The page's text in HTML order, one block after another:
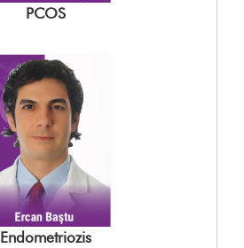
PCOS
Endometriozis